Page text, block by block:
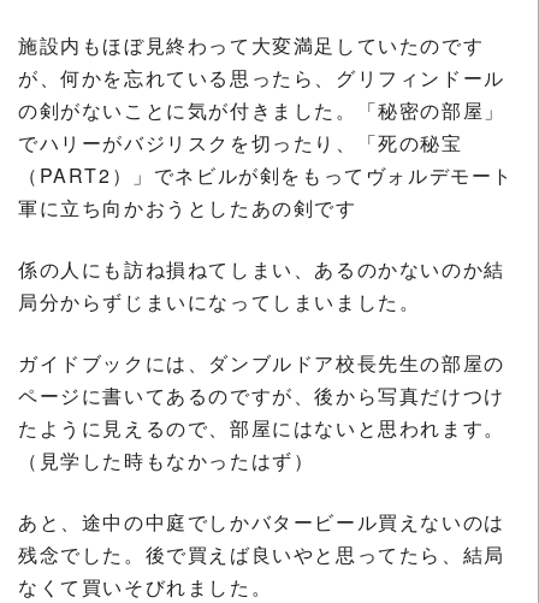
施設内もほぼ見終わって大変満足していたのです
が、何かを忘れている思ったら、グリフィンドール
の剣がないことに気が付きました。「秘密の部屋」
でハリーがバジリスクを切ったり、「死の秘宝
（PART2）」でネビルが剣をもってヴォルデモート
軍に立ち向かおうとしたあの剣です
係の人にも訪ね損ねてしまい、あるのかないのか結
局分からずじまいになってしまいました。
ガイドブックには、ダンブルドア校長先生の部屋の
ページに書いてあるのですが、後から写真だけつけ
たように見えるので、部屋にはないと思われます。
（見学した時もなかったはず）
あと、途中の中庭でしかバタービール買えないのは
残念でした。後で買えば良いやと思ってたら、結局
なくて買いそびれました。